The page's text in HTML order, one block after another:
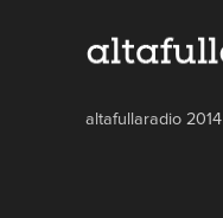
altafullaradio 2014